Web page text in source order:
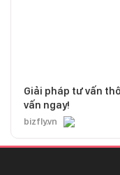
Giải pháp tư vấn
vấn ngay!
bizfly.vn